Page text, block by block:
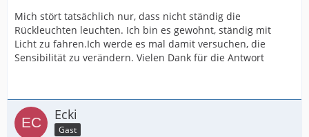
Mich stört tatsächlich nur, dass nicht ständig die
Rückleuchten leuchten. Ich bin es gewohnt, ständig mit
Licht zu fahren.Ich werde es mal damit versuchen, die
Sensibilität zu verändern. Vielen Dank für die Antwort
Ecki
Gast